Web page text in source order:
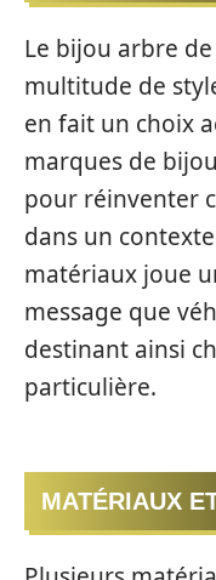
Le bijou arbre
multitude de
en fait un choix
marques de
pour réinventer
dans un
matériaux joue
message que
destinant ainsi
particulière.
MATÉRIAUX